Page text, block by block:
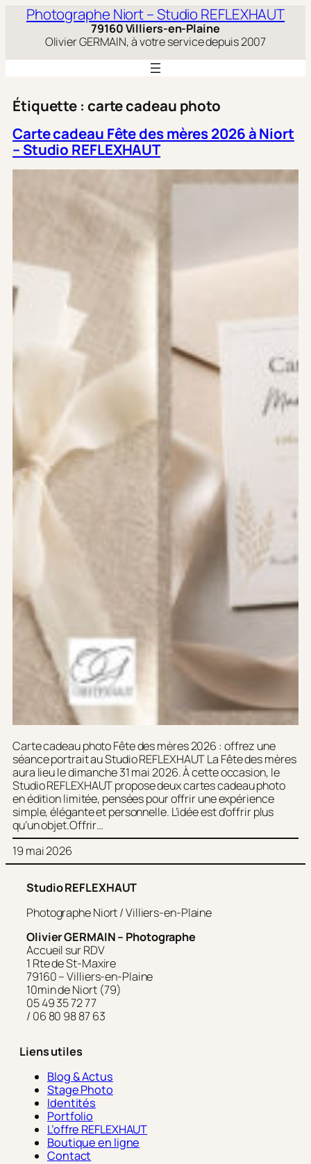
Aller
contenu
Photographe Niort – Studio REFLEXHAUT
79160 Villiers-en-Plaine
Olivier GERMAIN, à votre service depuis 2007
Étiquette : carte cadeau photo
Carte cadeau Fête des mères 2026 à Niort
– Studio REFLEXHAUT
Carte cadeau photo Fête des mères 2026 : offrez une
séance portrait au Studio REFLEXHAUT La Fête des mères
aura lieu le dimanche 31 mai 2026. À cette occasion, le
Studio REFLEXHAUT propose deux cartes cadeau photo
en édition limitée, pensées pour offrir une expérience
simple, élégante et personnelle. L’idée est d’offrir plus
qu’un objet.Offrir…
19 mai 2026
Studio REFLEXHAUT
Photographe Niort / Villiers-en-Plaine
Olivier GERMAIN – Photographe
Accueil sur RDV
1 Rte de St-Maxire
79160 – Villiers-en-Plaine
10min de Niort (79)
05 49 35 72 77
/ 06 80 98 87 63
Liens utiles
Blog & Actus
Stage Photo
Identités
Portfolio
L’offre REFLEXHAUT
Boutique en ligne
Contact